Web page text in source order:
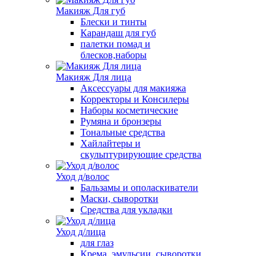
Макияж Для губ
Блески и тинты
Карандаш для губ
палетки помад и
блесков,наборы
Макияж Для лица
Аксессуары для макияжа
Корректоры и Консилеры
Наборы косметические
Румяна и бронзеры
Тональные средства
Хайлайтеры и
скульптурирующие средства
Уход д/волос
Бальзамы и ополаскиватели
Маски, сыворотки
Средства для укладки
Уход д/лица
для глаз
Крема, эмульсии, сыворотки